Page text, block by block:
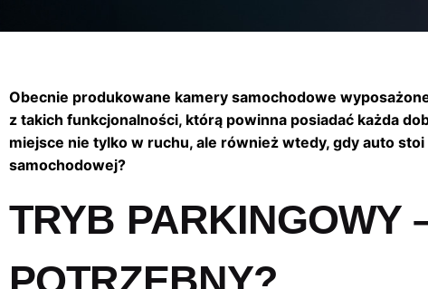
Obecnie produkowane kamery samochodowe
z takich funkcjonalności, którą powinna posiadać każda
miejsce nie tylko w ruchu, ale również wtedy, gdy auto
samochodowej?
TRYB PARKINGOWY